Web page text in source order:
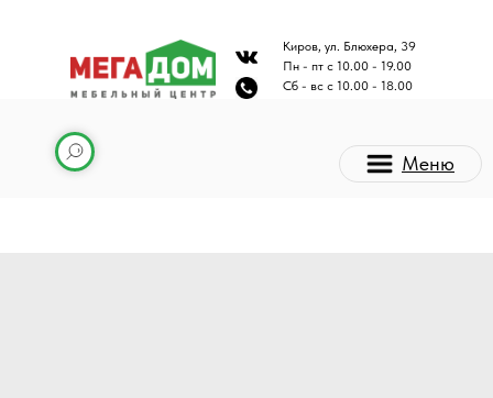
Киров, ул. Блюхера, 39
Пн - пт с 10.00 - 19.00
Сб - вс с 10.00 - 18.00
Меню